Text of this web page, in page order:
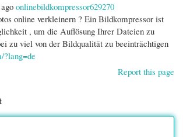
onlinebildkompressor629270
online verkleinern ? Ein Bildkompressor ist
, um die Auflösung Ihrer Dateien zu
zu viel von der Bildqualität zu beeinträchtigen
?lang=de
Report this page